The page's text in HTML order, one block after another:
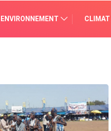
ENVIRONNEMENT CLIMAT